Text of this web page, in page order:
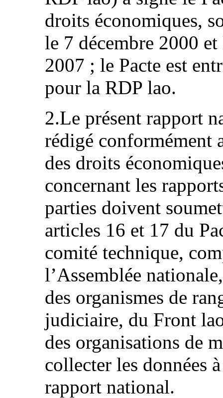
droits économiques,
le 7 décembre 2000
2007 ; le Pacte est
pour la RDP lao.
2.Le présent rapport
rédigé conformément
des droits
concernant les
parties doivent
articles 16 et 17 du
comité technique,
l’Assemblée
des organismes de
judiciaire, du Front
des organisations de
collecter les données
rapport national.